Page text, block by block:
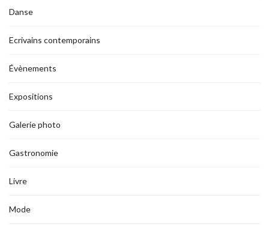
Danse
Ecrivains contemporains
Évènements
Expositions
Galerie photo
Gastronomie
Livre
Mode